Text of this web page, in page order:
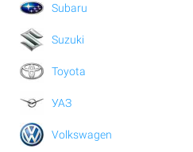
Subaru
Suzuki
Toyota
УАЗ
Volkswagen